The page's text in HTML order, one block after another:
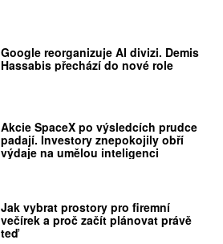
Google reorganizuje AI divizi. Demis
Hassabis přechází do nové role
Akcie SpaceX po výsledcích prudce
padají. Investory znepokojily obří
výdaje na umělou inteligenci
Jak vybrat prostory pro firemní
večírek a proč začít plánovat právě
teď